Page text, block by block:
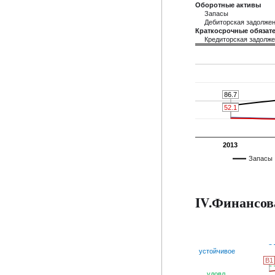
Оборотные активы
Запасы
Дебиторская
Краткосрочные
Кредиторская
Запасы
2013
86.7
86.7
54.2
54.2
52.1
52.1
устойчивое
B1
B1